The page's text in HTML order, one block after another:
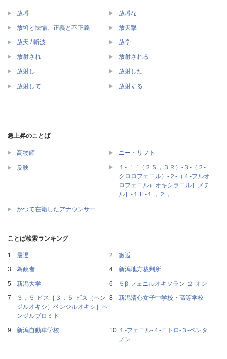
放埒 放埒な
放埓と怯懦、正義と不正義 放天撃
放天 / 斬波 放学
放射され 放射される
放射し 放射した
放射して 放射する
急上昇のことば
高物師 ニー・リフト
反映
１‐［［（２Ｓ，３Ｒ）‐３‐（２‐
クロロフェニル）‐２‐（４‐フルオ
ロフェニル）オキシラニル］メチ
ル］‐１Ｈ‐１，２，…
かつて在籍したアナウンサー
ことば検索ランキング
最遅
邂逅
為政者
新潟地方裁判所
新潟大学
５β‐フェニルオキソラン‐２‐オン
３，５‐ビス［３，５‐ビス（ベン
ジルオキシ）ベンジルオキシ］ベ
ンジルブロミド
新潟清心女子中学校・高等学校
新潟自動車学校
１‐フェニル‐４‐ニトロ‐３‐ペンタ
ノン